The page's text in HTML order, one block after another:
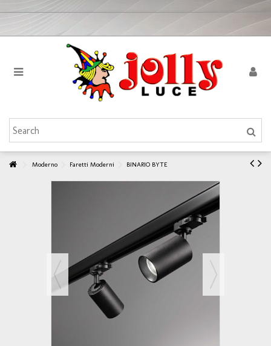
Moderno Faretti Moderni BINARIO BYTE